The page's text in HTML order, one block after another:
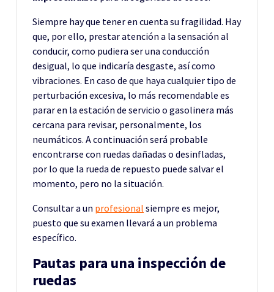
Siempre hay que tener en cuenta su fragilidad. Hay
que, por ello, prestar atención a la sensación al
conducir, como pudiera ser una conducción
desigual, lo que indicaría desgaste, así como
vibraciones. En caso de que haya cualquier tipo de
perturbación excesiva, lo más recomendable es
parar en la estación de servicio o gasolinera más
cercana para revisar, personalmente, los
neumáticos. A continuación será probable
encontrarse con ruedas dañadas o desinfladas,
por lo que la rueda de repuesto puede salvar el
momento, pero no la situación.
Consultar a un profesional siempre es mejor,
puesto que su examen llevará a un problema
específico.
Pautas para una inspección de
ruedas